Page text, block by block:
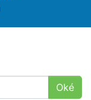
Oké